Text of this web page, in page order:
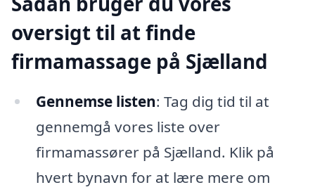
oversigt til at finde
firmamassage på Sjælland
Gennemse listen: Tag dig tid til at
gennemgå vores liste over
firmamassører på Sjælland. Klik på
hvert bynavn for at lære mere om